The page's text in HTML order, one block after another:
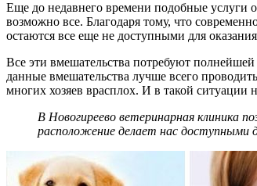
Еще до недавнего времени подобные услуги
возможно все. Благодаря тому, что
остаются все еще не доступными для
Все эти вмешательства потребуют
данные вмешательства лучше всего
многих хозяев врасплох. И в такой
В Новогиреево ветеринарная клиника
расположение делает нас доступными